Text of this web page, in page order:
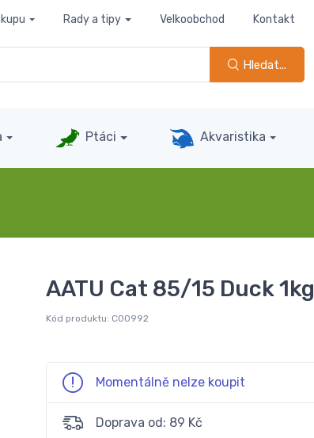
Rady a tipy Velkoobchod Kontakt
Hledat...
Ptáci Akvaristika
AATU Cat 85/15 Duck 1kg
Kód produktu: C00992
Momentálně nelze koupit
Doprava od: 89 Kč